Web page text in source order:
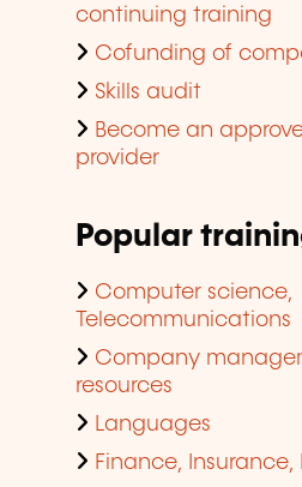
continuing training
Cofunding of
Skills audit
Become an
provider
Popular
Computer science,
Telecommunications
Company
resources
Languages
Finance, Insurance,